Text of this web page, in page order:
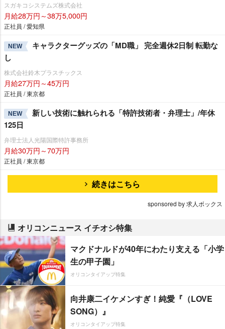
スガキコシステムズ株式会社
月給28万円～38万5,000円
正社員 / 愛知県
NEW
キャラクターグッズの「MD職」 完全週休2日制 転勤な
し
株式会社鈴木プラスチックス
月給27万円～45万円
正社員 / 東京都
NEW
新しい技術に触れられる「特許技術者・弁理士」/年休
125日
弁理士法人光陽国際特許事務所
月給30万円～70万円
正社員 / 東京都
続きはこちら
sponsored by 求人ボックス
オリコンニュース イチオシ特集
マクドナルドが40年にわたり支える「小学
生の甲子園」
オリコンタイアップ特集
向井康二イケメンすぎ！純愛『（LOVE
SONG）』
オリコンタイアップ特集